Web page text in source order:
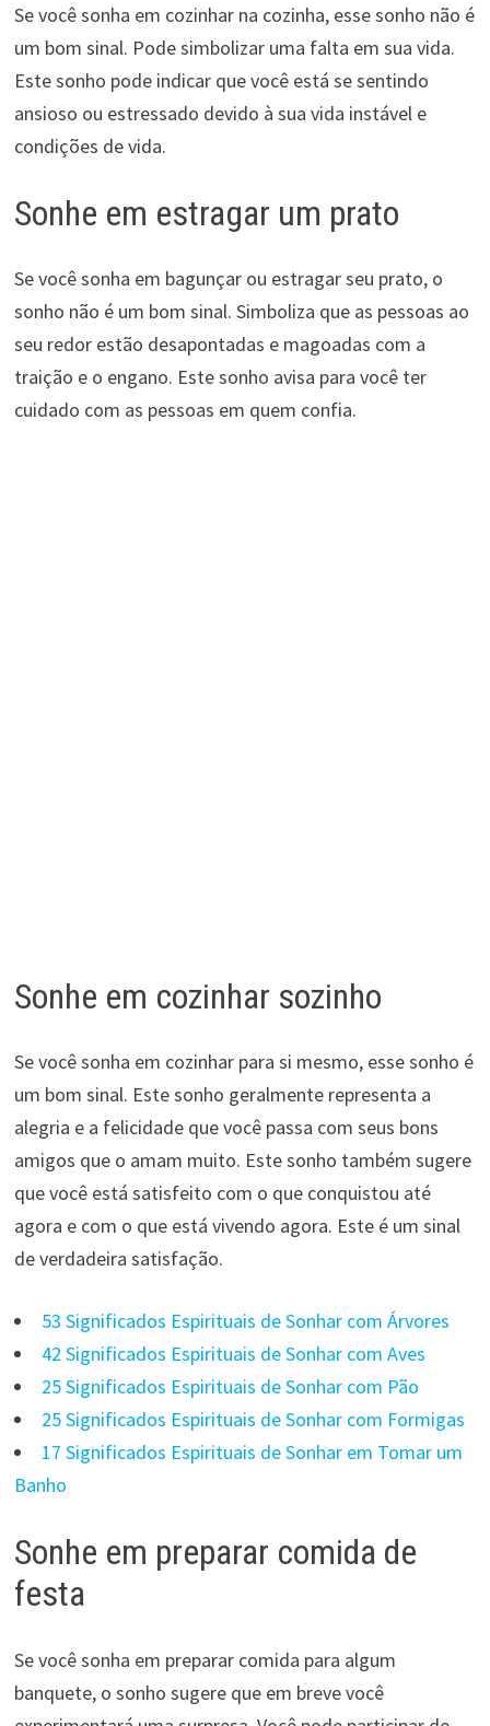
Se você sonha em cozinhar na cozinha, esse sonho não é
um bom sinal. Pode simbolizar uma falta em sua vida.
Este sonho pode indicar que você está se sentindo
ansioso ou estressado devido à sua vida instável e
condições de vida.
Sonhe em estragar um prato
Se você sonha em bagunçar ou estragar seu prato, o
sonho não é um bom sinal. Simboliza que as pessoas ao
seu redor estão desapontadas e magoadas com a
traição e o engano. Este sonho avisa para você ter
cuidado com as pessoas em quem confia.
Sonhe em cozinhar sozinho
Se você sonha em cozinhar para si mesmo, esse sonho é
um bom sinal. Este sonho geralmente representa a
alegria e a felicidade que você passa com seus bons
amigos que o amam muito. Este sonho também sugere
que você está satisfeito com o que conquistou até
agora e com o que está vivendo agora. Este é um sinal
de verdadeira satisfação.
53 Significados Espirituais de Sonhar com Árvores
42 Significados Espirituais de Sonhar com Aves
25 Significados Espirituais de Sonhar com Pão
25 Significados Espirituais de Sonhar com Formigas
17 Significados Espirituais de Sonhar em Tomar um
Banho
Sonhe em preparar comida de
festa
Se você sonha em preparar comida para algum
banquete, o sonho sugere que em breve você